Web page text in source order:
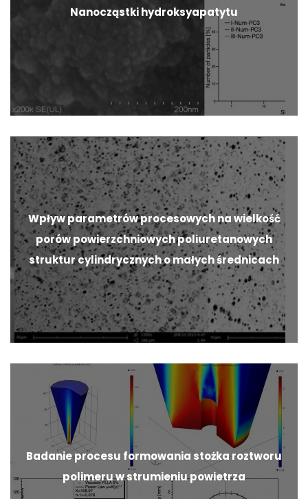
Nanocząstki hydroksyapatytu
Wpływ parametrów procesowych na wielkość
porów powierzchniowych poliuretanowych
struktur cylindrycznych o małych średnicach
Badanie procesu formowania stożka roztworu
polimeru w strumieniu powietrza